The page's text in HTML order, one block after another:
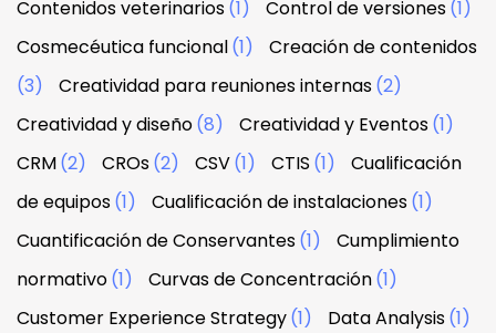
Contenidos veterinarios(1) Control de versiones(1)
Cosmecéutica funcional(1)
Creación de contenidos
(3)
Creatividad para reuniones internas(2)
Creatividad y diseño(8) Creatividad y Eventos(1)
CRM(2) CROs(2) CSV(1) CTIS (1)
Cualificación
de equipos(1) Cualificación de instalaciones(1)
Cuantificación de Conservantes(1)
Cumplimiento
normativo(1) Curvas de Concentración(1)
Customer Experience Strategy(1) Data Analysis(1)